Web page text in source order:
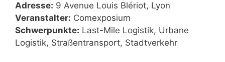
Adresse: 9 Avenue Louis Blériot, Lyon
Veranstalter: Comexposium
Schwerpunkte: Last-Mile Logistik, Urbane
Logistik, Straßentransport, Stadtverkehr